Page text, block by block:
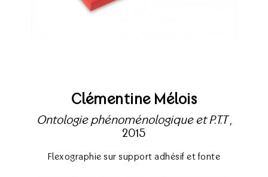
Clémentine Mélois
Ontologie phénoménologique et P.T.T,
2015
Flexographie sur support adhésif et fonte